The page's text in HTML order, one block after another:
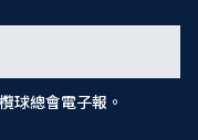
球總會電子報。